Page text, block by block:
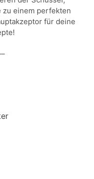
zu einem perfekten
für deine